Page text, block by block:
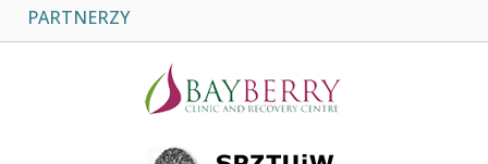
PARTNERZY